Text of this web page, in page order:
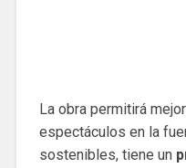
La obra permitirá
espectáculos en la
sostenibles, tiene un